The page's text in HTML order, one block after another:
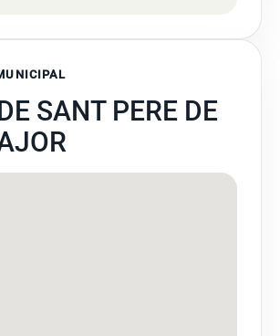
SANT PERE DE